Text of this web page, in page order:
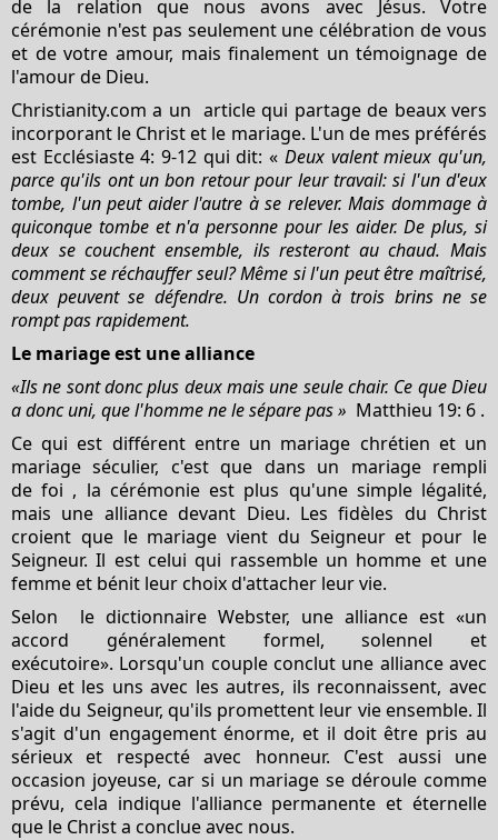
de la relation que nous avons avec Jésus. Votre
cérémonie n'est pas seulement une célébration de vous
et de votre amour, mais finalement un témoignage de
l'amour de Dieu.
Christianity.com a un article qui partage de beaux vers
incorporant le Christ et le mariage. L'un de mes préférés
est Ecclésiaste 4: 9-12 qui dit: « Deux valent mieux qu'un,
parce qu'ils ont un bon retour pour leur travail: si l'un d'eux
tombe, l'un peut aider l'autre à se relever. Mais dommage à
quiconque tombe et n'a personne pour les aider. De plus, si
deux se couchent ensemble, ils resteront au chaud. Mais
comment se réchauffer seul? Même si l'un peut être maîtrisé,
deux peuvent se défendre. Un cordon à trois brins ne se
rompt pas rapidement.
Le mariage est une alliance
«Ils ne sont donc plus deux mais une seule chair. Ce que Dieu
a donc uni, que l'homme ne le sépare pas » Matthieu 19: 6 .
Ce qui est différent entre un mariage chrétien et un
mariage séculier, c'est que dans un mariage rempli
de foi , la cérémonie est plus qu'une simple légalité,
mais une alliance devant Dieu. Les fidèles du Christ
croient que le mariage vient du Seigneur et pour le
Seigneur. Il est celui qui rassemble un homme et une
femme et bénit leur choix d'attacher leur vie.
Selon le dictionnaire Webster, une alliance est «un
accord généralement formel, solennel et
exécutoire». Lorsqu'un couple conclut une alliance avec
Dieu et les uns avec les autres, ils reconnaissent, avec
l'aide du Seigneur, qu'ils promettent leur vie ensemble. Il
s'agit d'un engagement énorme, et il doit être pris au
sérieux et respecté avec honneur. C'est aussi une
occasion joyeuse, car si un mariage se déroule comme
prévu, cela indique l'alliance permanente et éternelle
que le Christ a conclue avec nous.